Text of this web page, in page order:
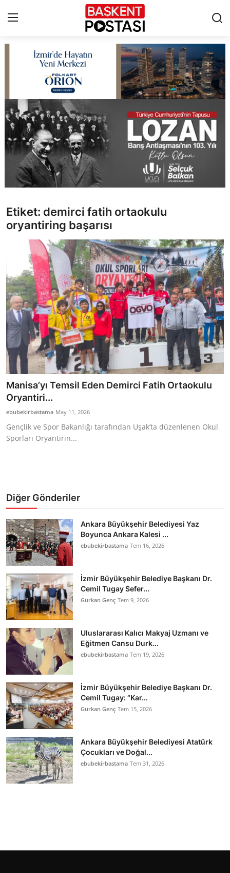
Çerez Politikası
Künye
Ankara
TBMM
Cumhurbaşkanlığı
Bakanlıklar
Siyasi Partiler
Mülki İdare
Toplum ve Yaşam
Sivil Toplum Kuruluşları
Kamu Kurumları ve Üst Kurullar
Resmi Reklamlar
Etiket: demirci fatih ortaokulu
oryantiring başarısı
Manisa’yı Temsil Eden Demirci Fatih Ortaokulu
Oryantiri...
ebubekirbastama May 11, 2026
Gençlik ve Spor Bakanlığı tarafından Uşak’ta düzenlenen Okul
Sporları Oryantirin...
Diğer Gönderiler
Ankara Büyükşehir Belediyesi Yaz
Boyunca Ankara Kalesi ...
ebubekirbastama Tem 16, 2026
İzmir Büyükşehir Belediye Başkanı Dr.
Cemil Tugay Sefer...
Gürkan Genç Tem 9, 2026
Uluslararası Kalıcı Makyaj Uzmanı ve
Eğitmen Cansu Durk...
ebubekirbastama Tem 19, 2026
İzmir Büyükşehir Belediye Başkanı Dr.
Cemil Tugay: “Kar...
Gürkan Genç Tem 15, 2026
Ankara Büyükşehir Belediyesi Atatürk
Çocukları ve Doğal...
ebubekirbastama Tem 31, 2026